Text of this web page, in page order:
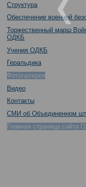
Структура
Обеспечение военной
Торжественный марш
ОДКБ
Учения ОДКБ
Геральдика
Фотогалерея
Видео
Контакты
СМИ об Объединенном
Главная страница сайта